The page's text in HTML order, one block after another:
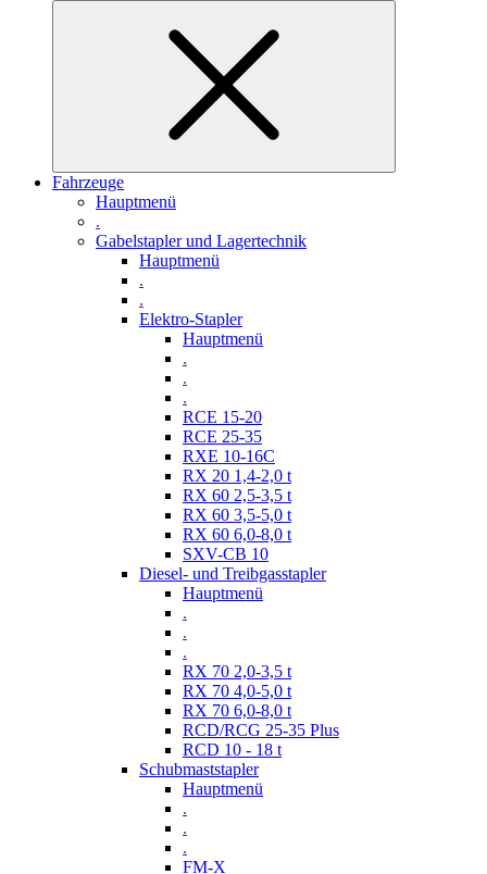
Fahrzeuge
Hauptmenü
.
Gabelstapler und Lagertechnik
Hauptmenü
.
.
Elektro-Stapler
Hauptmenü
.
.
.
RCE 15-20
RCE 25-35
RXE 10-16C
RX 20 1,4-2,0 t
RX 60 2,5-3,5 t
RX 60 3,5-5,0 t
RX 60 6,0-8,0 t
SXV-CB 10
Diesel- und Treibgasstapler
Hauptmenü
.
.
.
RX 70 2,0-3,5 t
RX 70 4,0-5,0 t
RX 70 6,0-8,0 t
RCD/RCG 25-35 Plus
RCD 10 - 18 t
Schubmaststapler
Hauptmenü
.
.
.
FM-X